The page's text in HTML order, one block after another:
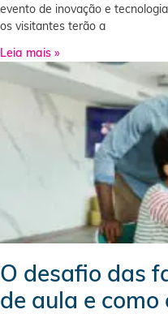
evento de inovação e
os visitantes terão a
Leia mais »
O desafio das
de aula e